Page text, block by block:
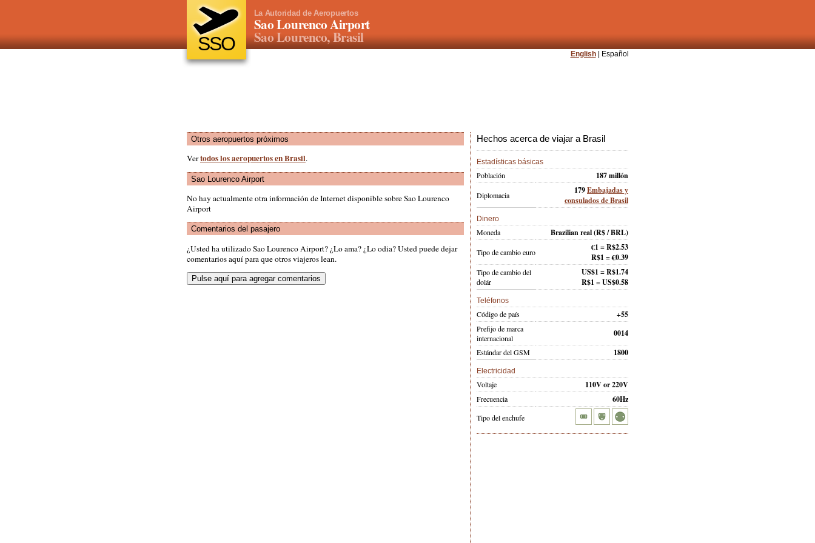
SSO
La Autoridad de Aeropuertos
Sao Lourenco Airport
Sao Lourenco, Brasil
English| Español
Otros aeropuertos próximos
Vertodos los aeropuertos en Brasil.
Sao Lourenco Airport
No hay actualmente otra información de Internet disponible sobre Sao Lourenco
Airport
Comentarios del pasajero
¿Usted ha utilizado Sao Lourenco Airport? ¿Lo ama? ¿Lo odia? Usted puede dejar
comentarios aquí para que otros viajeros lean.
Hechos acerca de viajar a Brasil
Estadísticas básicas
Población 187 millón
Diplomacia 179Embajadas y
consulados de Brasil
Dinero
Moneda Brazilian real(R$ / BRL)
Tipo de cambio euro
€1 = R$2.53
R$1 = €0.39
Tipo de cambio del
dolár
US$1 = R$1.74
R$1 = US$0.58
Teléfonos
Código de país +55
Prefijo de marca
internacional
0014
Estándar del GSM 1800
Electricidad
Voltaje 110V or 220V
Frecuencia 60Hz
Tipo del enchufe